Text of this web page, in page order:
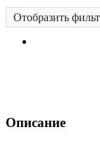
Отобразить
Описание